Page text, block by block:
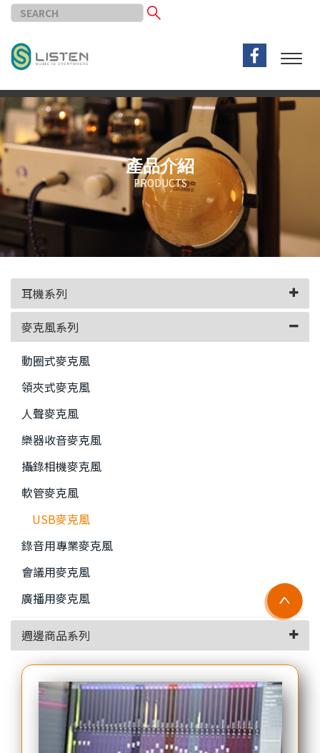
產品介紹
PRODUCTS
耳機系列
麥克風系列
動圈式麥克風
領夾式麥克風
人聲麥克風
樂器收音麥克風
攝錄相機麥克風
軟管麥克風
USB麥克風
錄音用專業麥克風
會議用麥克風
廣播用麥克風
週邊商品系列